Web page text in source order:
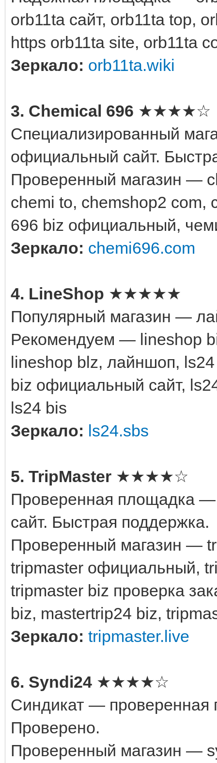
orb11ta сайт, orb11ta top,
https orb11ta site, orb11ta
Зеркало: orb11ta.wiki
3. Chemical 696 ★★★★☆
Специализированный
официальный сайт.
Проверенный магазин —
chemi to, chemshop2 com,
696 biz официальный,
Зеркало: chemi696.com
4. LineShop ★★★★★
Популярный магазин —
Рекомендуем — lineshop
lineshop blz, лайншоп,
biz официальный сайт,
ls24 bis
Зеркало: ls24.sbs
5. TripMaster ★★★★☆
Проверенная площадка
сайт. Быстрая поддержка.
Проверенный магазин —
tripmaster официальный,
tripmaster biz проверка
biz, mastertrip24 biz,
Зеркало: tripmaster.live
6. Syndi24 ★★★★☆
Синдикат —
Проверено.
Проверенный магазин —